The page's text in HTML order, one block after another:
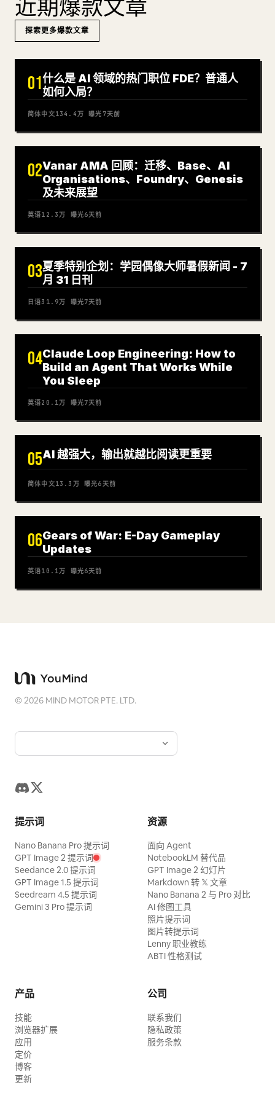
近期爆款文章
探索更多爆款文章
01什么是 AI 领域的热门职位 FDE？普通人
如何入局？
简体中文134.4万 曝光7天前
02Vanar AMA 回顾：迁移、Base、AI
Organisations、Foundry、Genesis
及未来展望
英语12.3万 曝光6天前
03夏季特别企划：学园偶像大师暑假新闻 - 7
月 31 日刊
日语31.9万 曝光7天前
04Claude Loop Engineering: How to
Build an Agent That Works While
You Sleep
英语20.1万 曝光7天前
05AI 越强大，输出就越比阅读更重要
简体中文13.3万 曝光6天前
06Gears of War: E-Day Gameplay
Updates
英语10.1万 曝光6天前
©2026 MIND MOTOR PTE. LTD.
提示词
Nano Banana Pro 提示词
GPT Image 2 提示词
Seedance 2.0 提示词
GPT Image 1.5 提示词
Seedream 4.5 提示词
Gemini 3 Pro 提示词
资源
面向 Agent
NotebookLM 替代品
GPT Image 2 幻灯片
Markdown 转 𝕏 文章
Nano Banana 2 与 Pro 对比
AI 修图工具
照片提示词
图片转提示词
Lenny 职业教练
ABTI 性格测试
产品
技能
浏览器扩展
应用
定价
博客
更新
公司
联系我们
隐私政策
服务条款